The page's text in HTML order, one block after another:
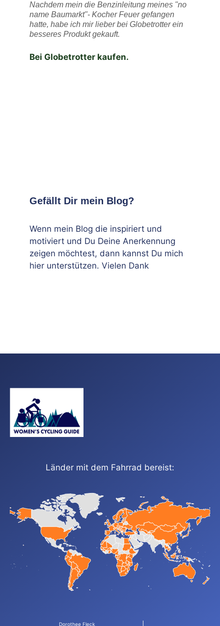
Nachdem mein die Benzinleitung meines "no
name Baumarkt"- Kocher Feuer gefangen
hatte, habe ich mir lieber bei Globetrotter ein
besseres Produkt gekauft.
Bei Globetrotter kaufen.
Gefällt Dir mein Blog?
Wenn mein Blog die inspiriert und
motiviert und Du Deine Anerkennung
zeigen möchtest, dann kannst Du mich
hier unterstützen. Vielen Dank
Länder mit dem Fahrrad bereist:
Dorothee Fleck